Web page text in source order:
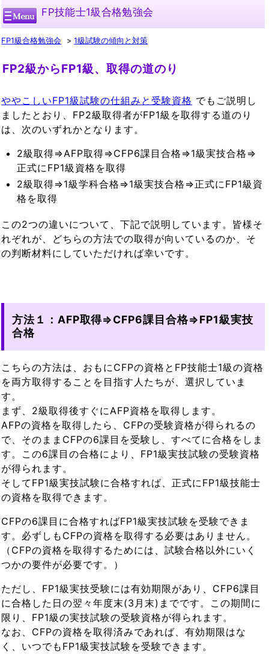
FP技能士1級合格勉強会
FP1級合格勉強会 1級試験の傾向と対策
FP2級からFP1級、取得の道のり
ややこしいFP1級試験の仕組みと受験資格 でもご説明し
ましたとおり、FP2級取得者がFP1級を取得する道のり
は、次のいずれかとなります。
2級取得⇒AFP取得⇒CFP6課目合格⇒1級実技合格⇒
正式にFP1級資格を取得
2級取得⇒1級学科合格⇒1級実技合格⇒正式にFP1級資
格を取得
この2つの違いについて、下記で説明しています。皆様そ
れぞれが、どちらの方法での取得が向いているのか、そ
の判断材料にしていただければ幸いです。
方法１：AFP取得⇒CFP6課目合格⇒FP1級実技
合格
こちらの方法は、おもにCFPの資格とFP技能士1級の資格
を両方取得することを目指す人たちが、選択していま
す。
まず、2級取得後すぐにAFP資格を取得します。
AFPの資格を取得したら、CFPの受験資格が得られるの
で、そのままCFPの6課目を受験し、すべてに合格をしま
す。この6課目の合格により、FP1級実技試験の受験資格
が得られます。
そしてFP1級実技試験に合格すれば、正式にFP1級技能士
の資格を取得できます。
CFPの6課目に合格すればFP1級実技試験を受験できま
す。必ずしもCFPの資格を取得する必要はありません。
（CFPの資格を取得するためには、試験合格以外にいく
つかの要件が必要です。）
ただし、FP1級実技受験には有効期限があり、CFP6課目
に合格した日の翌々年度末(3月末)までです。この期間に
限り、FP1級の実技試験の受験資格が得られます。
なお、CFPの資格を取得済みであれば、有効期限はな
く、いつでもFP1級実技試験を受験できます。